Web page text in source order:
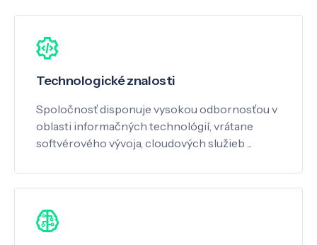
Technologické znalosti
Spoločnosť disponuje vysokou odbornosťou v
oblasti informačných technológií, vrátane
softvérového vývoja, cloudových služieb ...